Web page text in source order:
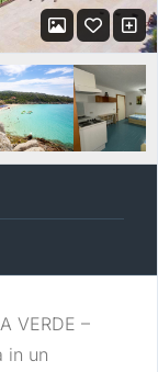
VERDE –
in un